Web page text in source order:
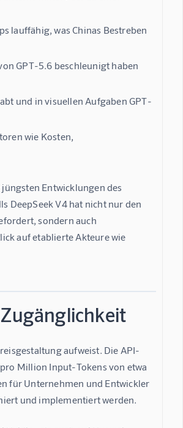
lauffähig, was Chinas Bestreben
GPT-5.6 beschleunigt haben
und in visuellen Aufgaben GPT-
wie Kosten,
Entwicklungen des
DeepSeek V4 hat nicht nur den
sondern auch
auf etablierte Akteure wie
aufweist. Die API-
Million Input-Tokens von etwa
für Unternehmen und Entwickler
und implementiert werden.